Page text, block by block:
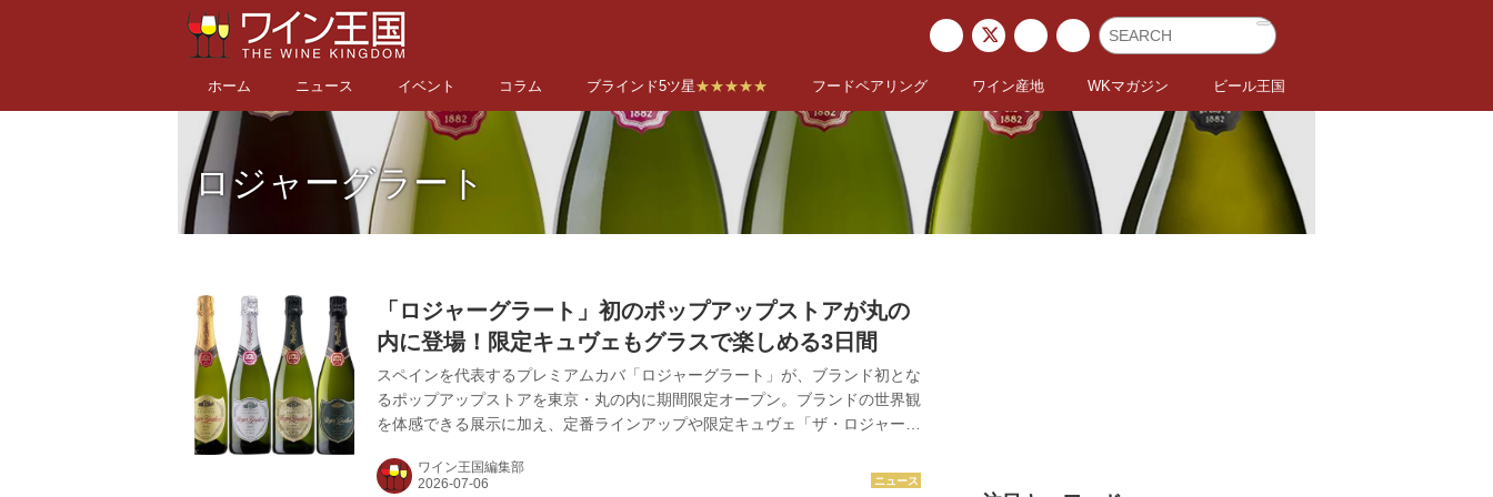
ホーム ニュース イベント コラム ブラインド5ツ星★★★★★ フードペアリング ワイン産地 WKマガジン ビール王国
ロジャーグラート
「ロジャーグラート」初のポップアップストアが丸の
内に登場！限定キュヴェもグラスで楽しめる3日間
スペインを代表するプレミアムカバ「ロジャーグラート」が、ブランド初とな
るポップアップストアを東京・丸の内に期間限定オープン。ブランドの世界観
を体感できる展示に加え、定番ラインアップや限定キュヴェ「ザ・ロジャー
表するプレミアムカバブランド「ロジャーグラート」が、ブランド初となるポ
ワイン王国編集部